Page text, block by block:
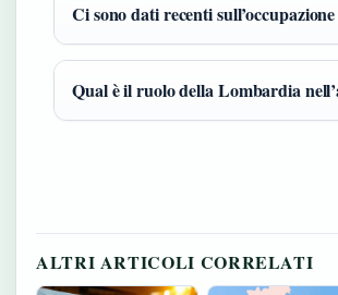
Ci sono dati recenti
Qual è il ruolo della Lombardia
ALTRI ARTICOLI CORRELATI